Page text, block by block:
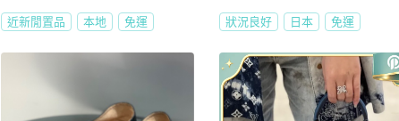
近新閒置品 本地 免運 狀況良好 日本 免運